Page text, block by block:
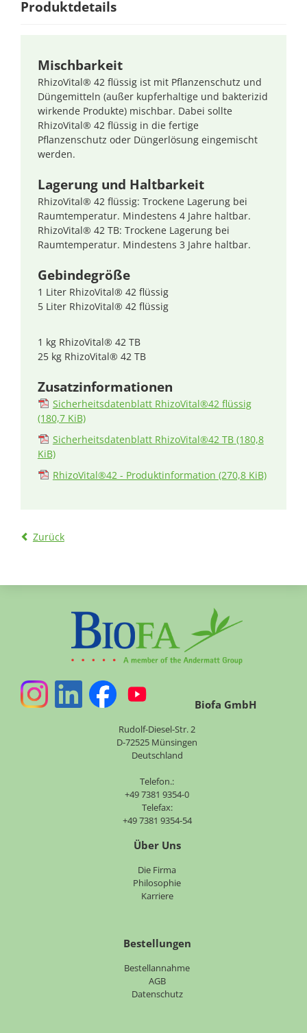
Produktdetails
Mischbarkeit
RhizoVital® 42 flüssig ist mit Pflanzenschutz und
Düngemitteln (außer kupferhaltige und bakterizid
wirkende Produkte) mischbar. Dabei sollte
RhizoVital® 42 flüssig in die fertige
Pflanzenschutz oder Düngerlösung eingemischt
werden.
Lagerung und Haltbarkeit
RhizoVital® 42 flüssig: Trockene Lagerung bei
Raumtemperatur. Mindestens 4 Jahre haltbar.
RhizoVital® 42 TB: Trockene Lagerung bei
Raumtemperatur. Mindestens 3 Jahre haltbar.
Gebindegröße
1 Liter RhizoVital® 42 flüssig
5 Liter RhizoVital® 42 flüssig
1 kg RhizoVital® 42 TB
25 kg RhizoVital® 42 TB
Zusatzinformationen
Sicherheitsdatenblatt RhizoVital®42 flüssig
(180,7 KiB)
Sicherheitsdatenblatt RhizoVital®42 TB (180,8
KiB)
RhizoVital®42 - Produktinformation (270,8 KiB)
Zurück
Biofa GmbH
Rudolf-Diesel-Str. 2
D-72525 Münsingen
Deutschland
Telefon.:
+49 7381 9354-0
Telefax:
+49 7381 9354-54
Über Uns
Die Firma
Philosophie
Karriere
Bestellungen
Bestellannahme
AGB
Datenschutz